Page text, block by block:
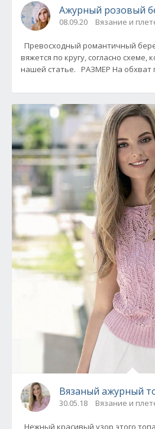
Ажурный розовый
08.09.20 Вязание и
Превосходный романтичный
вяжется по кругу, согласно
нашей статье. РАЗМЕР На
Вязаный ажурный
30.05.18 Вязание и
Нежный красивый узор этого